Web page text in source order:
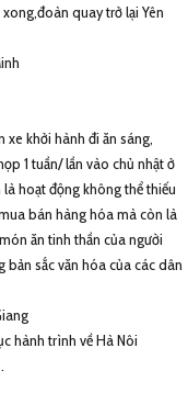
quay trở lại Yên
khởi hành đi ăn sáng,
1 tuần/ lần vào chủ nhật ở
hoạt động không thể thiếu
bán hàng hóa mà còn là
ăn tinh thần của người
sắc văn hóa của các dân
hành trình về Hà Nôi